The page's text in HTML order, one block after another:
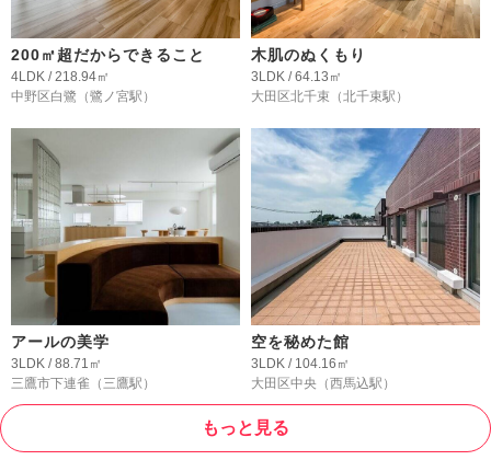
200㎡超だからできること
4LDK / 218.94㎡
中野区白鷺 （鷺ノ宮駅）
木肌のぬくもり
3LDK / 64.13㎡
大田区北千束 （北千束駅）
アールの美学
3LDK / 88.71㎡
三鷹市下連雀 （三鷹駅）
空を秘めた館
3LDK / 104.16㎡
大田区中央 （西馬込駅）
もっと見る